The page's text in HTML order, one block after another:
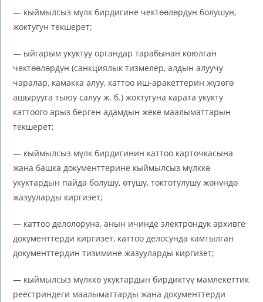
— кыймылсыз мүлк бирдигине чектөөлөрдүн болушун,
жоктугун текшерет;
— ыйгарым укуктуу органдар тарабынан коюлган
чектөөлөрдүн (санкциялык тизмелер, алдын алуучу
чаралар, камакка алуу, каттоо иш-аракеттерин жүзөгө
ашырууга тыюу салуу ж. б.) жоктугуна карата укукту
каттоого арыз берген адамдын жеке маалыматтарын
текшерет;
— кыймылсыз мүлк бирдигинин каттоо карточкасына
жана башка документтерине кыймылсыз мүлккө
укуктардын пайда болушу, өтүшү, токтотулушу жөнүндө
жазууларды киргизет;
— каттоо делолоруна, анын ичинде электрондук архивге
документтерди киргизет, каттоо делосунда камтылган
документтердин тизимине жазууларды киргизет;
— кыймылсыз мүлккө укуктардын бирдиктүү мамлекеттик
реестриндеги маалыматтарды жана документтерди